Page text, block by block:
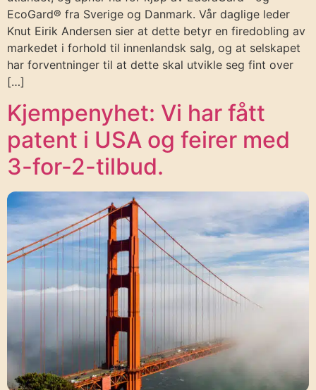
EcoGard® fra Sverige og Danmark. Vår daglige leder
Knut Eirik Andersen sier at dette betyr en firedobling av
markedet i forhold til innenlandsk salg, og at selskapet
har forventninger til at dette skal utvikle seg fint over
[…]
Kjempenyhet: Vi har fått
patent i USA og feirer med
3-for-2-tilbud.